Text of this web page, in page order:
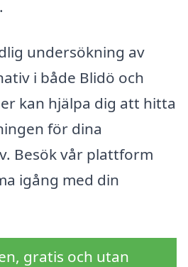
undersökning av
i både Blidö och
kan hjälpa dig att hitta
för dina
Besök vår plattform
igång med din
gratis och utan